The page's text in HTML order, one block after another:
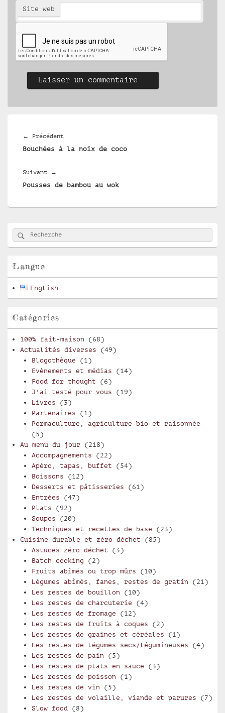
Site web
l’article
← PrécédentArticle
précédent :
Bouchées à la noix de coco
Suivant →
suivant :
Pousses de bambou au wok
Zone
principale
de
pour
latérale
Recherche :
Rechercher
Langue
English
Catégories
100% fait-maison (68)
Actualités diverses (49)
Blogothèque (1)
Evènements et médias (14)
Food for thought (6)
J'ai testé pour vous (19)
Livres (3)
Partenaires (1)
Permaculture, agriculture bio et raisonnée
(5)
Au menu du jour (218)
Accompagnements (22)
Apéro, tapas, buffet (54)
Boissons (12)
Desserts et pâtisseries (61)
Entrées (47)
Plats (92)
Soupes (20)
Techniques et recettes de base (23)
Cuisine durable et zéro déchet (85)
Astuces zéro déchet (3)
Batch cooking (2)
Fruits abîmés ou trop mûrs (10)
Légumes abîmés, fanes, restes de gratin (21)
Les restes de bouillon (10)
Les restes de charcuterie (4)
Les restes de fromage (12)
Les restes de fruits à coques (2)
Les restes de graines et céréales (1)
Les restes de légumes secs/légumineuses (4)
Les restes de pain (5)
Les restes de plats en sauce (3)
Les restes de poisson (1)
Les restes de vin (5)
Les restes de volaille, viande et parures (7)
Slow food(8)